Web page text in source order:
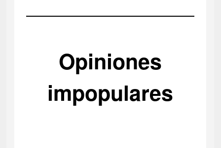
Opiniones
impopulares